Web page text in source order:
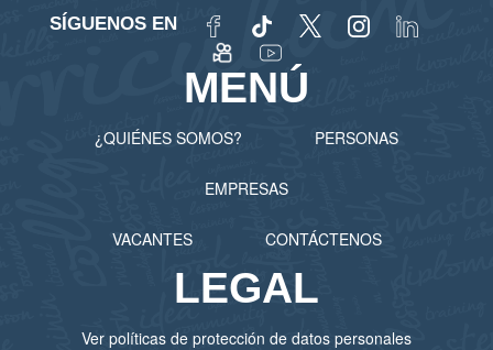
SÍGUENOS EN
MENÚ
¿QUIÉNES SOMOS? PERSONAS
EMPRESAS
VACANTES CONTÁCTENOS
LEGAL
Ver políticas de protección de datos personales